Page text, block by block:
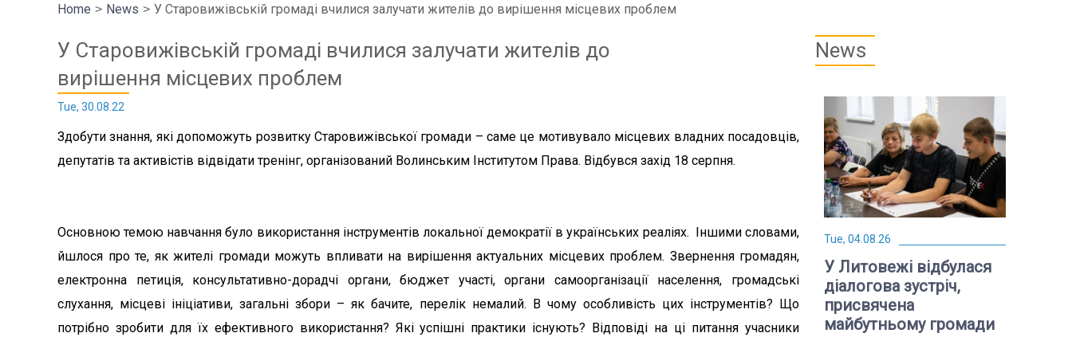
Home News У Старовижівській громаді вчилися залучати жителів до вирішення місцевих проблем
У Старовижівській громаді вчилися залучати жителів до
вирішення місцевих проблем
Tue, 30.08.22
Здобути знання, які допоможуть розвитку Старовижівської громади – саме це мотивувало місцевих владних посадовців,
депутатів та активістів відвідати тренінг, організований Волинським Інститутом Права. Відбувся захід 18 серпня.
Основною темою навчання було використання інструментів локальної демократії в українських реаліях. Іншими словами,
йшлося про те, як жителі громади можуть впливати на вирішення актуальних місцевих проблем. Звернення громадян,
електронна петиція, консультативно-дорадчі органи, бюджет участі, органи самоорганізації населення, громадські
слухання, місцеві ініціативи, загальні збори – як бачите, перелік немалий. В чому особливість цих інструментів? Що
потрібно зробити для їх ефективного використання? Які успішні практики існують? Відповіді на ці питання учасники
News
Tue, 04.08.26
У Литовежі відбулася
діалогова зустріч,
присвячена
майбутньому громади